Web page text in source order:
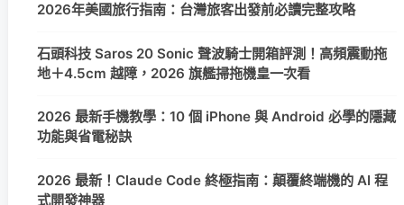
2026年美國旅行指南：台灣旅客出發前必讀完整攻略
石頭科技 Saros 20 Sonic 聲波騎士開箱評測！高頻震動拖
地＋4.5cm 越障，2026 旗艦掃拖機皇一次看
2026 最新手機教學：10 個 iPhone 與 Android 必學的隱藏
功能與省電秘訣
2026 最新！Claude Code 終極指南：顛覆終端機的 AI 程
式開發神器